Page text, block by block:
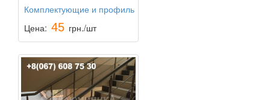
Комплектующие и профиль
для установки алюминиевых
перил
Цена: 45 грн./шт